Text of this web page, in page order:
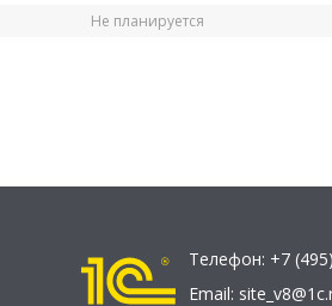
Не планируется
Телефон: +7
Email: